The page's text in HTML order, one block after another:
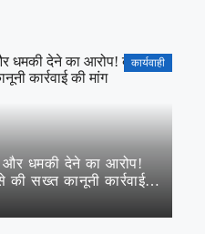
कार्यवाही
और धमकी देने का आरोप!
सख्त कानूनी कार्रवाई